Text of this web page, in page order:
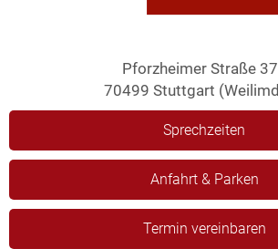
Pforzheimer Straße
70499 Stuttgart
Sprechzeiten
Anfahrt & Parken
Termin vereinbaren